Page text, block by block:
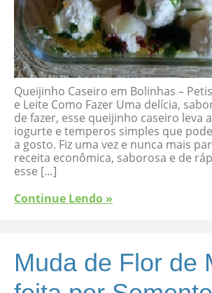
Queijinho Caseiro em Bolinhas –
e Leite Como Fazer Uma delícia,
de fazer, esse queijinho caseiro leva
iogurte e temperos simples que
a gosto. Fiz uma vez e nunca mais
receita econômica, saborosa e de
esse […]
Continue Lendo »
Muda de Flor de